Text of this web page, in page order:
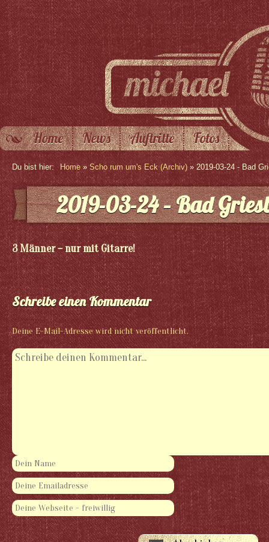
Home News Auftritte Fotos
Du bist hier: Home » Scho rum um's Eck (Archiv) » 2019-03-24 - Bad
2019-03-24 – Bad
3 Männer – nur mit Gitarre!
Schreibe einen Kommentar
Deine E-Mail-Adresse wird nicht veröffentlicht.